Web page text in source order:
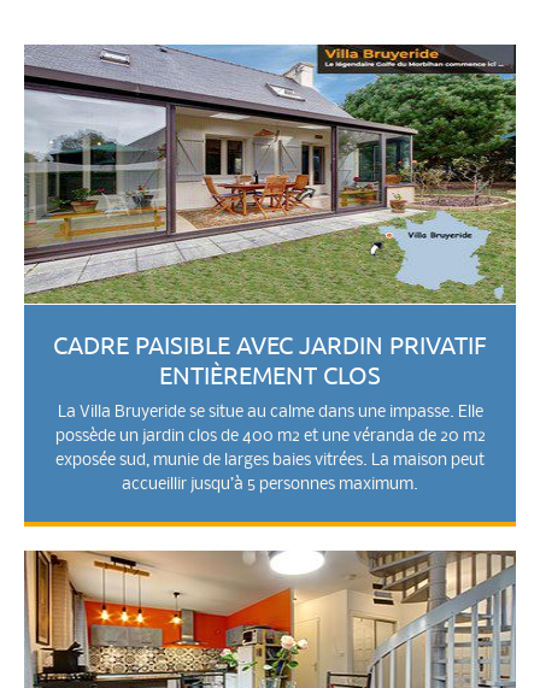
CADRE PAISIBLE AVEC JARDIN PRIVATIF
ENTIÈREMENT CLOS
La Villa Bruyeride se situe au calme dans une impasse. Elle
possède un jardin clos de 400 m2 et une véranda de 20 m2
exposée sud, munie de larges baies vitrées. La maison peut
accueillir jusqu’à 5 personnes maximum.